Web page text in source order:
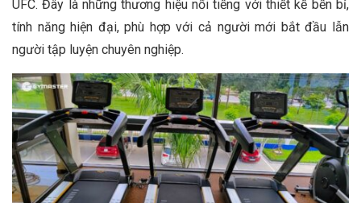
UFC. Đây là những thương hiệu nổi tiếng với thiết kế bền bỉ,
tính năng hiện đại, phù hợp với cả người mới bắt đầu lẫn
người tập luyện chuyên nghiệp.